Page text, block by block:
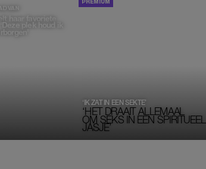
VAN
haar favoriete
plek houd ik
‘HET DRAAIT ALLEMAAL
OM SEKS IN EEN SPIRITUEEL
JASJE’
‘IK ZAT IN EEN SEKTE’